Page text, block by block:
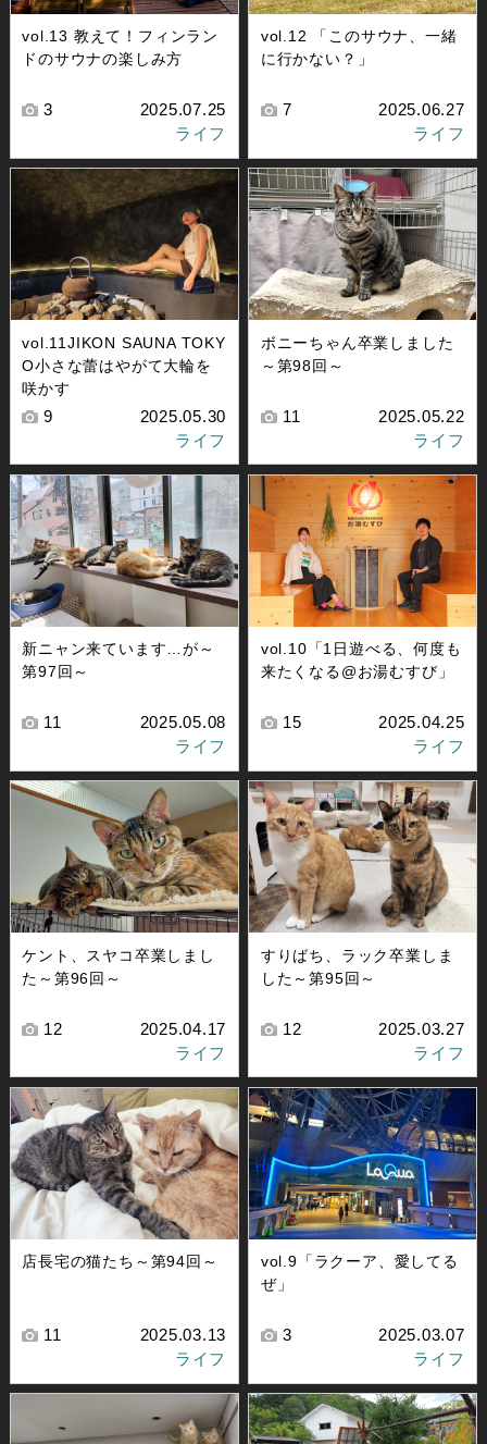
vol.13 教えて！フィンラン
ドのサウナの楽しみ方
3
2025.07.25
ライフ
vol.12 「このサウナ、一緒
に行かない？」
7
2025.06.27
ライフ
vol.11JIKON SAUNA TOKY
O小さな蕾はやがて大輪を
咲かす
9
2025.05.30
ライフ
ボニーちゃん卒業しました
～第98回～
11
2025.05.22
ライフ
新ニャン来ています…が～
第97回～
11
2025.05.08
ライフ
vol.10「1日遊べる、何度も
来たくなる@お湯むすび」
15
2025.04.25
ライフ
ケント、スヤコ卒業しまし
た～第96回～
12
2025.04.17
ライフ
すりばち、ラック卒業しま
した～第95回～
12
2025.03.27
ライフ
店長宅の猫たち～第94回～
11
2025.03.13
ライフ
vol.9「ラクーア、愛してる
ぜ」
3
2025.03.07
ライフ